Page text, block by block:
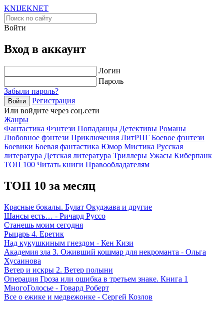
KNIJEKNET
Войти
Вход в аккаунт
Логин
Пароль
Забыли пароль?
Войти
Регистрация
Или войдите через соц.сети
Жанры
Фантастика Фэнтези Попаданцы Детективы Романы
Любовное фэнтези Приключения ЛитРПГ Боевое фэнтези
Боевики Боевая фантастика Юмор Мистика Русская
литература Детская литература Триллеры Ужасы Киберпанк
ТОП 100 Читать книги Правообладателям
ТОП 10 за месяц
Красные бокалы. Булат Окуджава и другие
Шансы есть… - Ричард Руссо
Станешь моим сегодня
Рыцарь 4. Еретик
Над кукушкиным гнездом - Кен Кизи
Академия зла 3. Оживший кошмар для некроманта - Ольга
Хусаинова
Ветер и искры 2. Ветер полыни
Операция Гроза или ошибка в третьем знаке. Книга 1
МногоГолосье - Говард Роберт
Все о ежике и медвежонке - Сергей Козлов